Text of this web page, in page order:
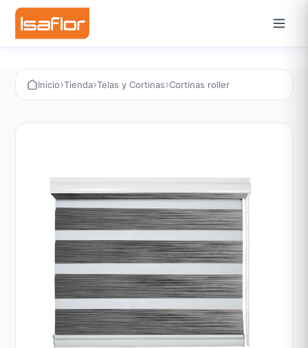
Inicio›Tienda›Telas y Cortinas›Cortinas roller